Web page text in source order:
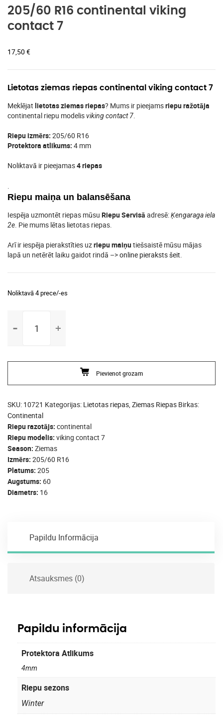
205/60 R16 continental viking
contact 7
17,50 €
Lietotas ziemas riepas continental viking contact 7
Meklējat lietotas ziemas riepas? Mums ir pieejamsriepu ražotāja
continental riepu modelisviking contact 7.
Riepu izmērs: 205/60 R16
Protektora atlikums: 4 mm
Noliktavā ir pieejamas4 riepas
.
Riepu maiņa un balansēšana
Iespēja uzmontēt riepas mūsu Riepu Servisā adresē:Ķengaraga iela
2e. Pie mums lētas lietotas riepas.
Arī ir iespēja pierakstīties uzriepu maiņutiešsaistē mūsu mājas
lapā un netērēt laiku gaidot rindā –>online pieraksts šeit.
Noliktavā 4 prece/-es
R16
contact
daudzums
Pievienot grozam
SKU: 10721 Kategorijas: Lietotas riepas, Ziemas Riepas Birkas:
Continental
Riepu razotājs continental
Riepu modelis viking contact 7
Season Ziemas
Izmērs 205/60 R16
Platums 205
Augstums 60
Diametrs 16
Papildu Informācija
Atsauksmes (0)
Papildu informācija
Protektora Atlikums
4mm
Riepu sezons
Winter